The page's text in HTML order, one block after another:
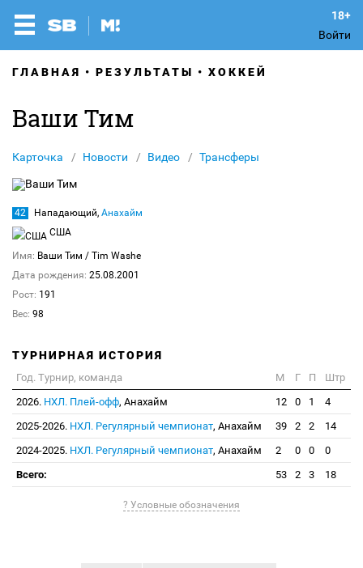
Войти
ГЛАВНАЯ РЕЗУЛЬТАТЫ ХОККЕЙ
Ваши Тим
Карточка Новости Видео Трансферы
42 Нападающий, Анахайм
США
Имя: Ваши Тим / Tim Washe
Дата рождения: 25.08.2001
Рост: 191
Вес: 98
ТУРНИРНАЯ ИСТОРИЯ
Год. Турнир, команда М Г П
Штр
2026. НХЛ. Плей-офф, Анахайм 12 0 1
4
2025-2026. НХЛ. Регулярный чемпионат, Анахайм 39 2 2
14
2024-2025. НХЛ. Регулярный чемпионат, Анахайм 2 0 0
0
Всего:
53 2 3 18
? Условные обозначения